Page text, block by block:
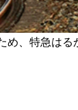
、特急はる